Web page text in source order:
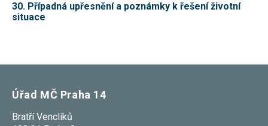
30. Případná upřesnění a poznámky k řešení životní
situace
Úřad MČ Praha 14
Bratří Venclíků